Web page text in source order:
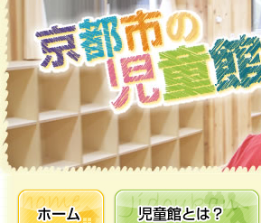
ホーム 児童館とは？